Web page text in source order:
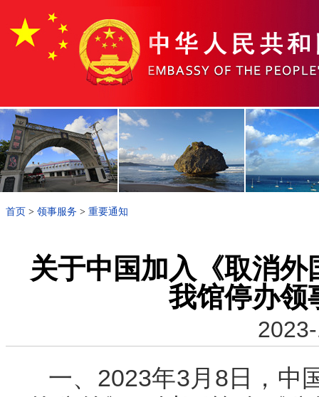
首页 > 领事服务 > 重要通知
关于中国加入《取消
我馆停办领
一、2023年3月8日，中